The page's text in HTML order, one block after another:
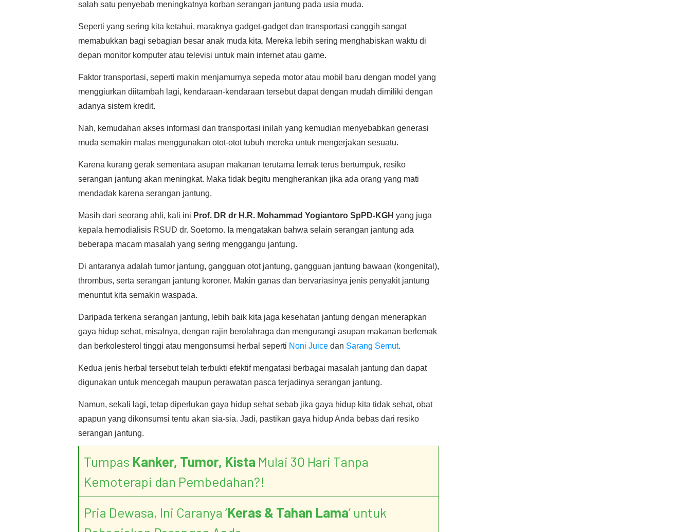
salah satu penyebab meningkatnya korban serangan jantung pada usia muda.
Seperti yang sering kita ketahui, maraknya gadget-gadget dan transportasi canggih sangat
memabukkan bagi sebagian besar anak muda kita. Mereka lebih sering menghabiskan waktu di
depan monitor komputer atau televisi untuk main internet atau game.
Faktor transportasi, seperti makin menjamurnya sepeda motor atau mobil baru dengan model yang
menggiurkan diitambah lagi, kendaraan-kendaraan tersebut dapat dengan mudah dimiliki dengan
adanya sistem kredit.
Nah, kemudahan akses informasi dan transportasi inilah yang kemudian menyebabkan generasi
muda semakin malas menggunakan otot-otot tubuh mereka untuk mengerjakan sesuatu.
Karena kurang gerak sementara asupan makanan terutama lemak terus bertumpuk, resiko
serangan jantung akan meningkat. Maka tidak begitu mengherankan jika ada orang yang mati
mendadak karena serangan jantung.
Masih dari seorang ahli, kali ini Prof. DR dr H.R. Mohammad Yogiantoro SpPD-KGH yang juga
kepala hemodialisis RSUD dr. Soetomo. Ia mengatakan bahwa selain serangan jantung ada
beberapa macam masalah yang sering menggangu jantung.
Di antaranya adalah tumor jantung, gangguan otot jantung, gangguan jantung bawaan (kongenital),
thrombus, serta serangan jantung koroner. Makin ganas dan bervariasinya jenis penyakit jantung
menuntut kita semakin waspada.
Daripada terkena serangan jantung, lebih baik kita jaga kesehatan jantung dengan menerapkan
gaya hidup sehat, misalnya, dengan rajin berolahraga dan mengurangi asupan makanan berlemak
dan berkolesterol tinggi atau mengonsumsi herbal seperti Noni Juice dan Sarang Semut.
Kedua jenis herbal tersebut telah terbukti efektif mengatasi berbagai masalah jantung dan dapat
digunakan untuk mencegah maupun perawatan pasca terjadinya serangan jantung.
Namun, sekali lagi, tetap diperlukan gaya hidup sehat sebab jika gaya hidup kita tidak sehat, obat
apapun yang dikonsumsi tentu akan sia-sia. Jadi, pastikan gaya hidup Anda bebas dari resiko
serangan jantung.
Tumpas Kanker, Tumor, Kista Mulai 30 Hari Tanpa
Kemoterapi dan Pembedahan?!
Pria Dewasa, Ini Caranya ‘Keras & Tahan Lama’ untuk